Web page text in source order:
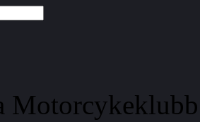
Motorcykeklubb